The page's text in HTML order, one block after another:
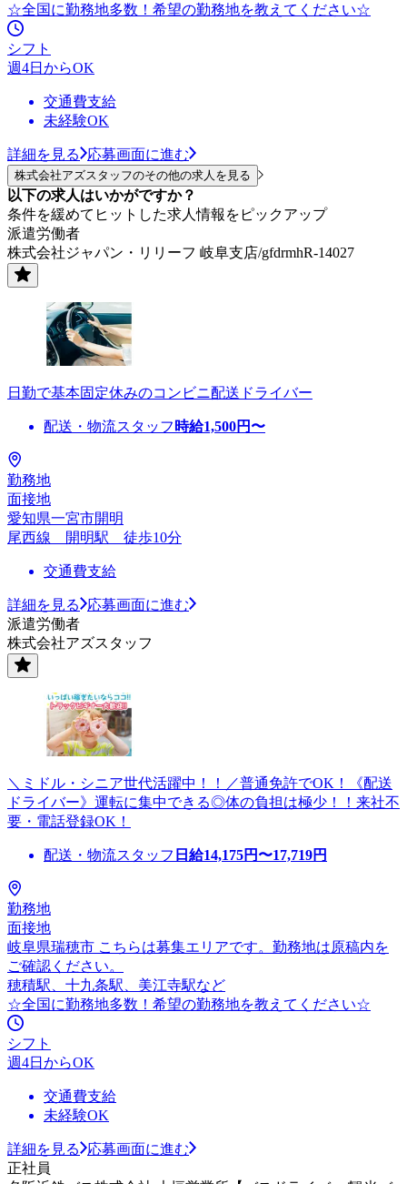
☆全国に勤務地多数！希望の勤務地を教えてください☆
シフト
週4日からOK
交通費支給
未経験OK
詳細を見る 応募画面に進む
株式会社アズスタッフのその他の求人を見る
以下の求人はいかがですか？
条件を緩めてヒットした求人情報をピックアップ
派遣労働者
株式会社ジャパン・リリーフ 岐阜支店/gfdrmhR-14027
日勤で基本固定休みのコンビニ配送ドライバー
配送・物流スタッフ 時給1,500円〜
勤務地
面接地
愛知県一宮市開明
尾西線 開明駅 徒歩10分
交通費支給
詳細を見る
応募画面に進む
派遣労働者
株式会社アズスタッフ
＼ミドル・シニア世代活躍中！！／普通免許でOK！《配送
ドライバー》運転に集中できる◎体の負担は極少！！来社不
要・電話登録OK！
配送・物流スタッフ 日給14,175円〜17,719円
勤務地
面接地
岐阜県瑞穂市 こちらは募集エリアです。勤務地は原稿内を
ご確認ください。
穂積駅、十九条駅、美江寺駅など
☆全国に勤務地多数！希望の勤務地を教えてください☆
シフト
週4日からOK
交通費支給
未経験OK
詳細を見る
応募画面に進む
正社員